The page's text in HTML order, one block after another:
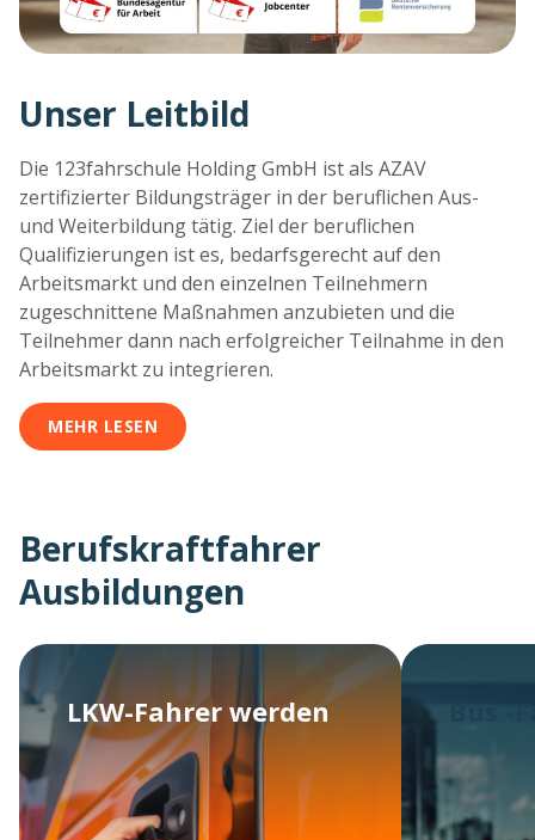
Unser Leitbild
Die 123fahrschule Holding GmbH ist als AZAV
zertifizierter Bildungsträger in der beruflichen Aus-
und Weiterbildung tätig. Ziel der beruflichen
Qualifizierungen ist es, bedarfsgerecht auf den
Arbeitsmarkt und den einzelnen Teilnehmern
zugeschnittene Maßnahmen anzubieten und die
Teilnehmer dann nach erfolgreicher Teilnahme in den
Arbeitsmarkt zu integrieren.
MEHR LESEN
Berufskraftfahrer
Ausbildungen
LKW-Fahrer werden